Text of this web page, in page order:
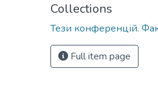
Collections
Тези конференцій.
Full item page